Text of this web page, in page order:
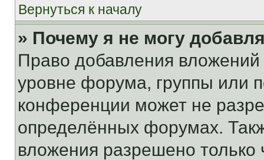
Вернуться к началу
» Почему я не могу
Право добавления
уровне форума, группы или
конференции может не
определённых форумах.
вложения разрешено